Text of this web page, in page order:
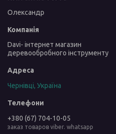
Олександр
Davi- інтернет магазин
деревообробного інструменту
Чернівці, Україна
+380 (67) 704-10-05
заказ товаров viber. whatsapp